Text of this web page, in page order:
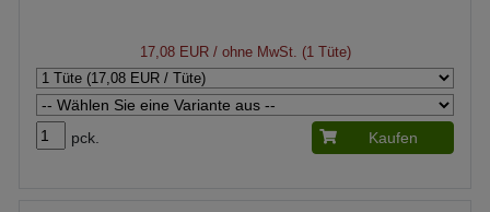
17,08 EUR/ ohne MwSt. (1 Tüte)
pck. Kaufen